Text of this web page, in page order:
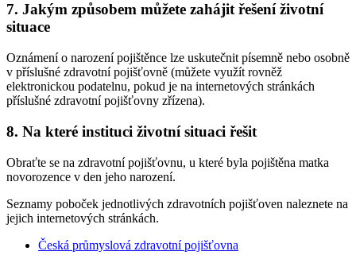
7. Jakým způsobem můžete zahájit řešení životní
situace
Oznámení o narození pojištěnce lze uskutečnit písemně nebo osobně
v příslušné zdravotní pojišťovně (můžete využít rovněž
elektronickou podatelnu, pokud je na internetových stránkách
příslušné zdravotní pojišťovny zřízena).
8. Na které instituci životní situaci řešit
Obraťte se na zdravotní pojišťovnu, u které byla pojištěna matka
novorozence v den jeho narození.
Seznamy poboček jednotlivých zdravotních pojišťoven naleznete na
jejich internetových stránkách.
Česká průmyslová zdravotní pojišťovna